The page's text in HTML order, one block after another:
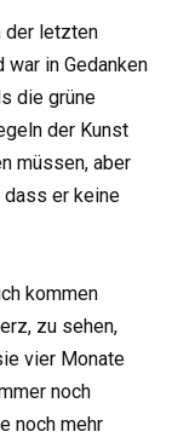
der letzten
in Gedanken
die grüne
der Kunst
müssen, aber
dass er keine
kommen
zu sehen,
vier Monate
noch
noch mehr